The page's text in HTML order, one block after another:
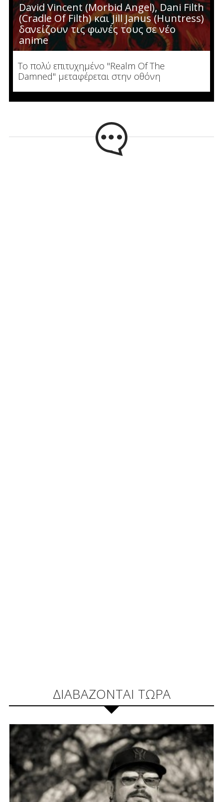
David Vincent (Morbid Angel), Dani Filth
(Cradle Of Filth) και Jill Janus (Huntress)
δανείζουν τις φωνές τους σε νέο
anime
Το πολύ επιτυχημένο "Realm Of The
Damned" μεταφέρεται στην οθόνη
ΔΙΑΒΑΖΟΝΤΑΙ ΤΩΡΑ